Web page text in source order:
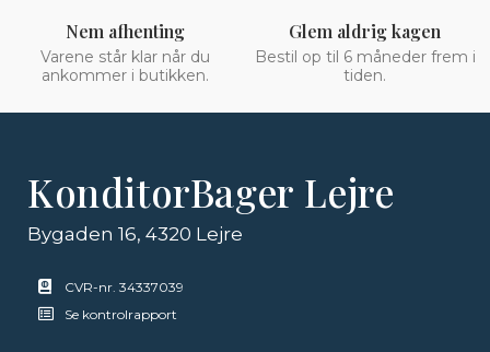
Nem afhenting
Varene står klar når du
ankommer i butikken.
Glem aldrig kagen
Bestil op til 6 måneder frem i
tiden.
KonditorBager Lejre
Bygaden 16, 4320 Lejre
CVR-nr. 34337039
Se kontrolrapport